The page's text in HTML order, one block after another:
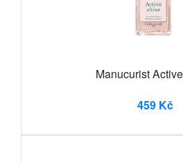
Manucurist
459 Kč